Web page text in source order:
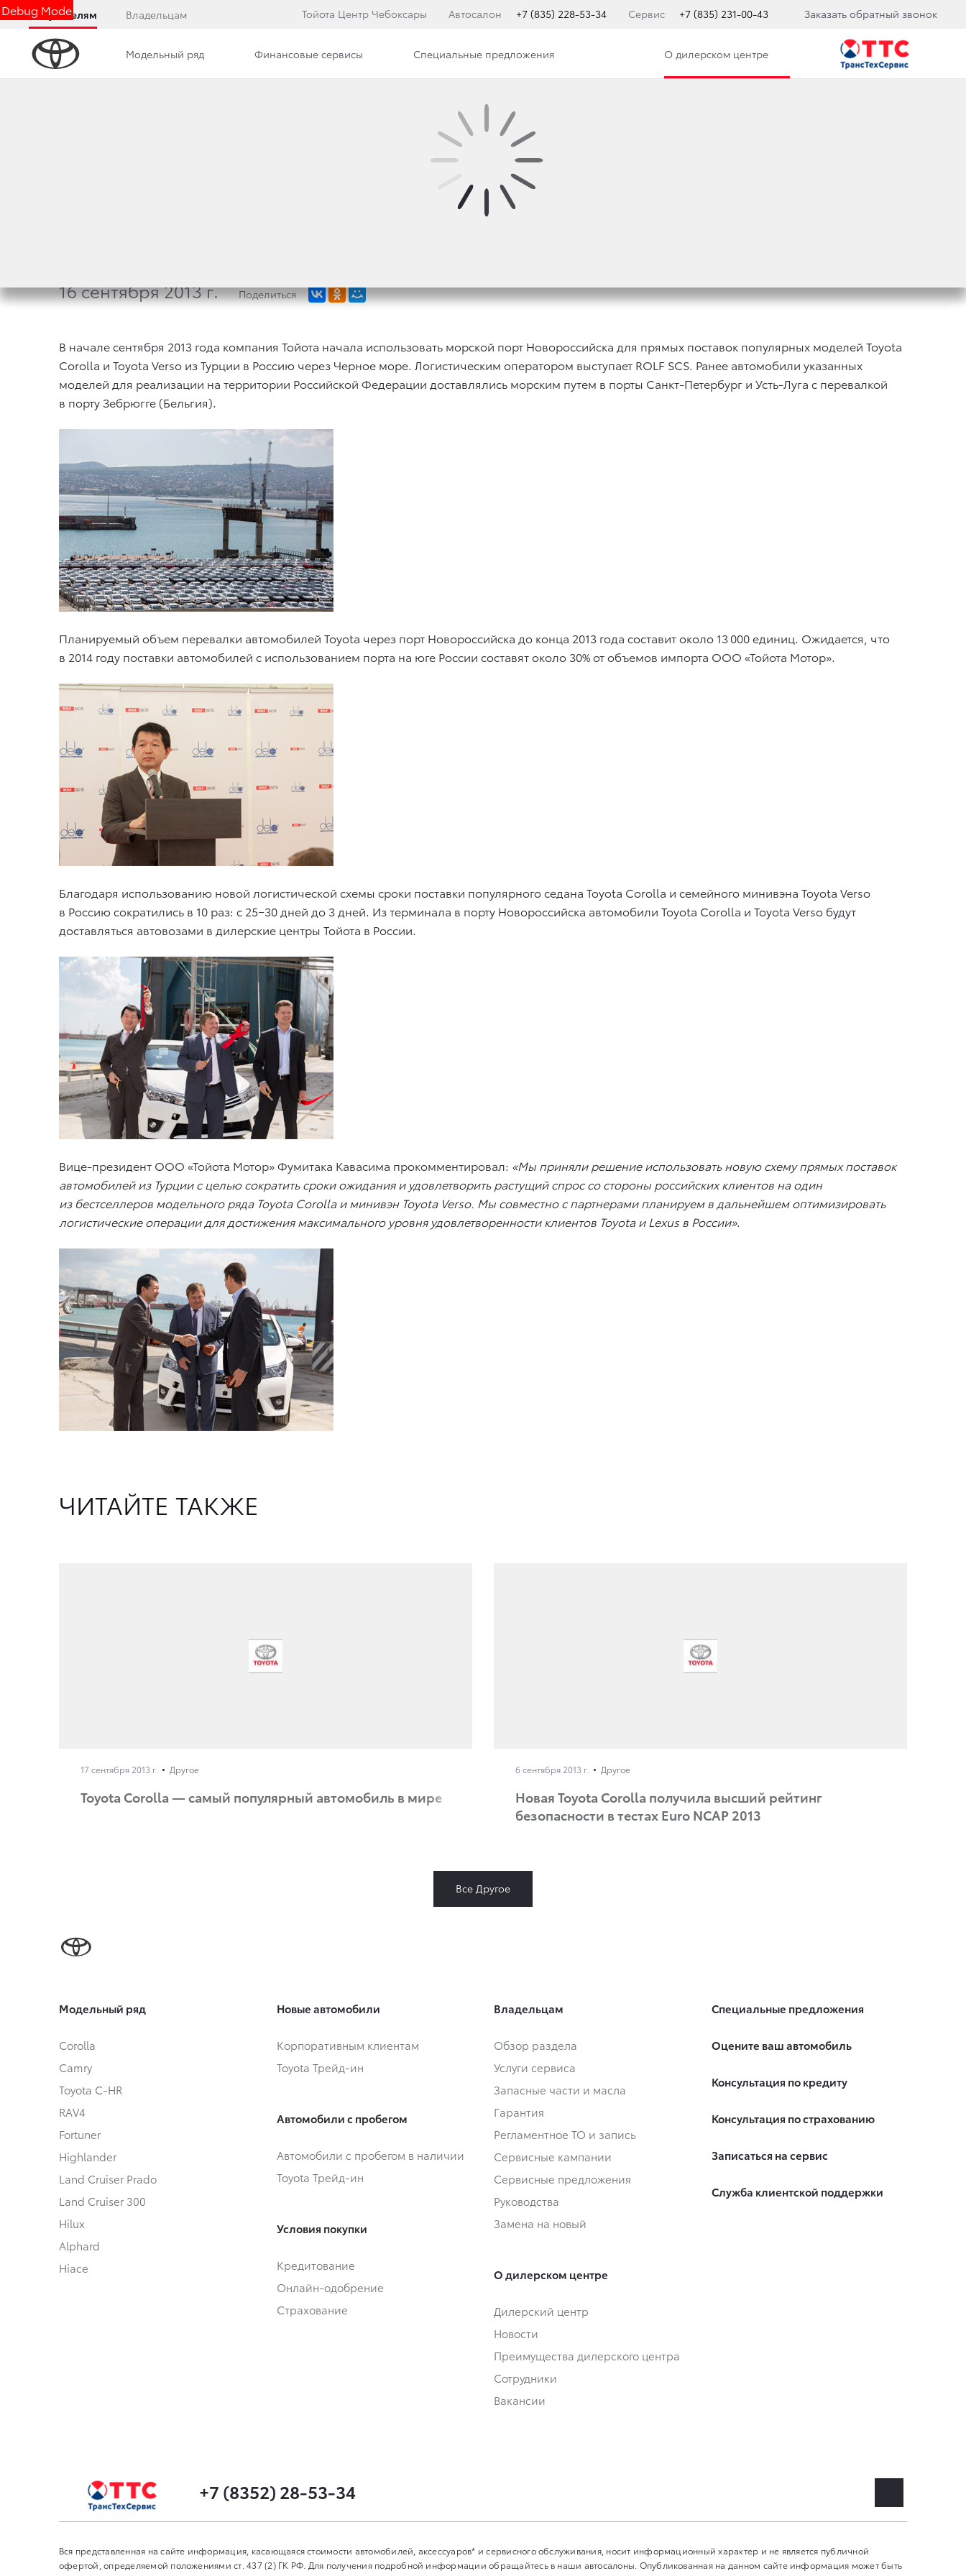
Debug Mode
Покупателям Владельцам Тойота Центр Чебоксары Автосалон +7 (835) 228-53-34 Сервис +7 (835) 231-00-43 Заказать обратный звонок
Модельный ряд Финансовые сервисы Специальные предложения О дилерском центре
ООО «ТОЙОТА МОТОР» ОБЪЯВЛЯЕТ О НАЧАЛЕ
ИСПОЛЬЗОВАНИЯ НОВОГО ЛОГИСТИЧЕСКОГО
16 сентября 2013 г. Поделиться
В начале сентября 2013 года компания Тойота начала использовать морской порт Новороссийска для прямых поставок популярных моделей Toyota
Corolla и Toyota Verso из Турции в Россию через Черное море. Логистическим оператором выступает ROLF SCS. Ранее автомобили указанных
моделей для реализации на территории Российской Федерации доставлялись морским путем в порты Санкт-Петербург и Усть-Луга с перевалкой
в порту Зебрюгге (Бельгия).
Планируемый объем перевалки автомобилей Toyota через порт Новороссийска до конца 2013 года составит около 13 000 единиц. Ожидается, что
в 2014 году поставки автомобилей с использованием порта на юге России составят около 30% от объемов импорта ООО «Тойота Мотор».
Благодаря использованию новой логистической схемы сроки поставки популярного седана Toyota Corolla и семейного минивэна Toyota Verso
в Россию сократились в 10 раз: с 25−30 дней до 3 дней. Из терминала в порту Новороссийска автомобили Toyota Corolla и Toyota Verso будут
доставляться автовозами в дилерские центры Тойота в России.
Вице-президент ООО «Тойота Мотор» Фумитака Кавасима прокомментировал: «Мы приняли решение использовать новую схему прямых поставок
автомобилей из Турции с целью сократить сроки ожидания и удовлетворить растущий спрос со стороны российских клиентов на один
из бестселлеров модельного ряда Toyota Corolla и минивэн Toyota Verso. Мы совместно с партнерами планируем в дальнейшем оптимизировать
логистические операции для достижения максимального уровня удовлетворенности клиентов Toyota и Lexus в России».
ЧИТАЙТЕ ТАКЖЕ
17 сентября 2013 г. Другое
Toyota Corolla — самый популярный автомобиль в мире
6 сентября 2013 г. Другое
Новая Toyota Corolla получила высший рейтинг
безопасности в тестах Euro NCAP 2013
Все Другое
Модельный ряд
Corolla
Camry
Toyota C-HR
RAV4
Fortuner
Highlander
Land Cruiser Prado
Land Cruiser 300
Hilux
Alphard
Hiace
Новые автомобили
Корпоративным клиентам
Toyota Трейд-ин
Автомобили с пробегом
Автомобили с пробегом в наличии
Toyota Трейд-ин
Условия покупки
Кредитование
Онлайн-одобрение
Страхование
Владельцам
Обзор раздела
Услуги сервиса
Запасные части и масла
Гарантия
Регламентное ТО и запись
Сервисные кампании
Сервисные предложения
Руководства
Замена на новый
О дилерском центре
Дилерский центр
Новости
Преимущества дилерского центра
Сотрудники
Вакансии
Специальные предложения
Оцените ваш автомобиль
Консультация по кредиту
Консультация по страхованию
Записаться на сервис
Служба клиентской поддержки
+7 (8352) 28-53-34
Вся представленная на сайте информация, касающаяся стоимости автомобилей, аксессуаров* и сервисного обслуживания, носит информационный характер и не является публичной
офертой, определяемой положениями ст. 437 (2) ГК РФ. Для получения подробной информации обращайтесь в наши автосалоны. Опубликованная на данном сайте информация может быть